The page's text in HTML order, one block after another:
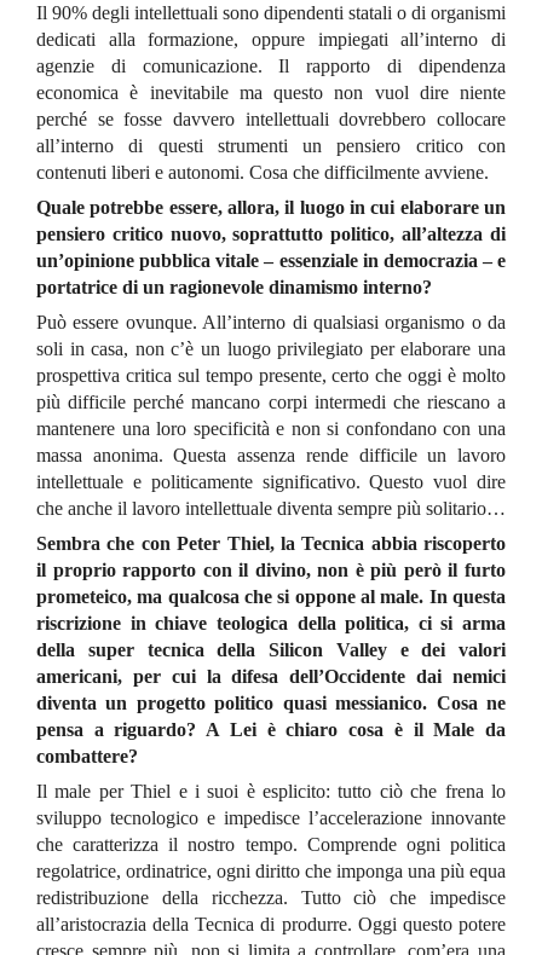
Il 90% degli intellettuali sono dipendenti statali o di organismi
dedicati alla formazione, oppure impiegati all’interno di
agenzie di comunicazione. Il rapporto di dipendenza
economica è inevitabile ma questo non vuol dire niente
perché se fosse davvero intellettuali dovrebbero collocare
all’interno di questi strumenti un pensiero critico con
contenuti liberi e autonomi. Cosa che difficilmente avviene.
Quale potrebbe essere, allora, il luogo in cui elaborare un
pensiero critico nuovo, soprattutto politico, all’altezza di
un’opinione pubblica vitale – essenziale in democrazia – e
portatrice di un ragionevole dinamismo interno?
Può essere ovunque. All’interno di qualsiasi organismo o da
soli in casa, non c’è un luogo privilegiato per elaborare una
prospettiva critica sul tempo presente, certo che oggi è molto
più difficile perché mancano corpi intermedi che riescano a
mantenere una loro specificità e non si confondano con una
massa anonima. Questa assenza rende difficile un lavoro
intellettuale e politicamente significativo. Questo vuol dire
che anche il lavoro intellettuale diventa sempre più solitario…
Sembra che con Peter Thiel, la Tecnica abbia riscoperto
il proprio rapporto con il divino, non è più però il furto
prometeico, ma qualcosa che si oppone al male. In questa
riscrizione in chiave teologica della politica, ci si arma
della super tecnica della Silicon Valley e dei valori
americani, per cui la difesa dell’Occidente dai nemici
diventa un progetto politico quasi messianico. Cosa ne
pensa a riguardo? A Lei è chiaro cosa è il Male da
combattere?
Il male per Thiel e i suoi è esplicito: tutto ciò che frena lo
sviluppo tecnologico e impedisce l’accelerazione innovante
che caratterizza il nostro tempo. Comprende ogni politica
regolatrice, ordinatrice, ogni diritto che imponga una più equa
redistribuzione della ricchezza. Tutto ciò che impedisce
all’aristocrazia della Tecnica di produrre. Oggi questo potere